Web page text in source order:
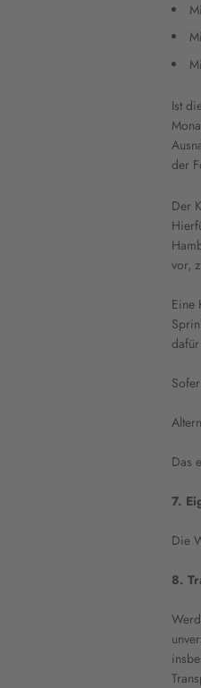
Ist
der
Der
vor,
Eine
Das
7.
Die
8.